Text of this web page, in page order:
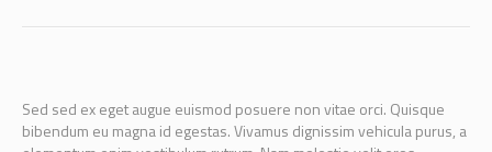
Sed sed ex eget augue euismod posuere non vitae orci. Quisque
bibendum eu magna id egestas. Vivamus dignissim vehicula purus, a